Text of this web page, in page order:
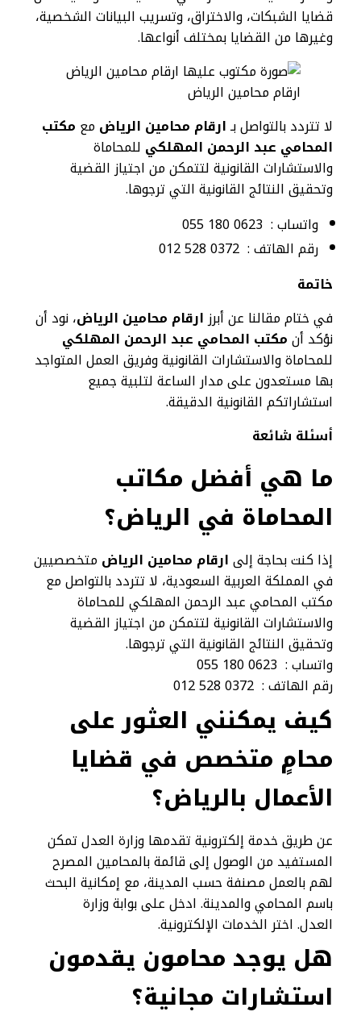
قضايا الشبكات، والاختراق، وتسريب البيانات الشخصية،
وغيرها من القضايا بمختلف أنواعها.
ارقام محامين الرياض
لا تتردد بالتواصل بـارقام محامين الرياض مع مكتب
المحامي عبد الرحمن المهلكي للمحاماة
والاستشارات القانونية لتتمكن من اجتياز القضية
وتحقيق النتائج القانونية التي ترجوها.
واتساب : 0623 180 055
رقم الهاتف : 0372 528 012
خاتمة
في ختام مقالنا عن أبرزارقام محامين الرياض، نود أن
نؤكد أنمكتب المحامي عبد الرحمن المهلكي
للمحاماة والاستشارات القانونية وفريق العمل المتواجد
بها مستعدون على مدار الساعة لتلبية جميع
استشاراتكم القانونية الدقيقة.
أسئلة شائعة
ما هي أفضل مكاتب
المحاماة في الرياض؟
إذا كنت بحاجة إلىارقام محامين الرياض متخصصيين
في المملكة العربية السعودية، لا تتردد بالتواصل مع
مكتب المحامي عبد الرحمن المهلكي للمحاماة
والاستشارات القانونية لتتمكن من اجتياز القضية
وتحقيق النتائج القانونية التي ترجوها.
واتساب : 0623 180 055
رقم الهاتف : 0372 528 012
كيف يمكنني العثور على
محامٍ متخصص في قضايا
الأعمال بالرياض؟
عن طريق خدمة إلكترونية تقدمها وزارة العدل تمكن
المستفيد من الوصول إلى قائمة بالمحامين المصرح
لهم بالعمل مصنفة حسب المدينة، مع إمكانية البحث
باسم المحامي والمدينة. ادخل على بوابة وزارة
العدل. اختر الخدمات الإلكترونية.
هل يوجد محامون يقدمون
استشارات مجانية؟